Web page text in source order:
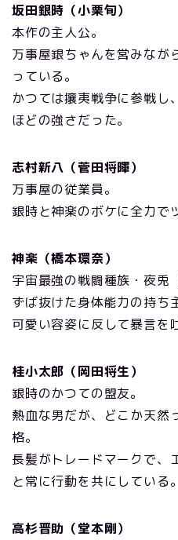
坂田銀時（小栗旬）
本作の主人公。
万事屋銀ちゃんを営みなが
っている。
かつては攘夷戦争に参戦し
ほどの強さだった。
志村新八（菅田将暉）
万事屋の従業員。
銀時と神楽のボケに全力で
神楽（橋本環奈）
宇宙最強の戦闘種族・夜兎
ずば抜けた身体能力の持ち
可愛い容姿に反して暴言を
桂小太郎（岡田将生）
銀時のかつての盟友。
熱血な男だが、どこか天然
格。
長髪がトレードマークで、
と常に行動を共にしている。
高杉晋助（堂本剛）